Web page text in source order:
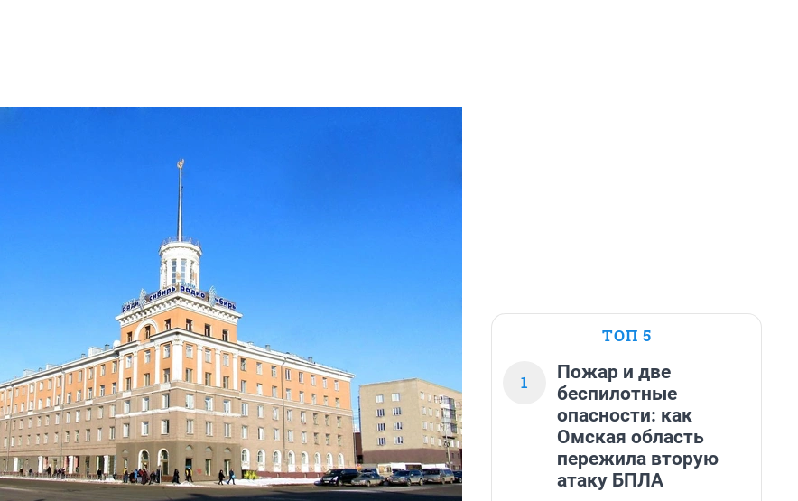
ТОП 5
1
Пожар и две
беспилотные
опасности: как
Омская область
пережила вторую
атаку БПЛА